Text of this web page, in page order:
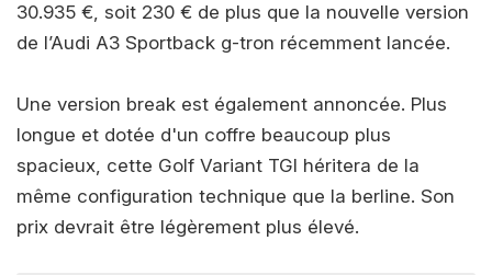
30.935 €, soit 230 € de plus que la nouvelle version
de l’Audi A3 Sportback g-tron récemment lancée.
Une version break est également annoncée. Plus
longue et dotée d'un coffre beaucoup plus
spacieux, cette Golf Variant TGI héritera de la
même configuration technique que la berline. Son
prix devrait être légèrement plus élevé.